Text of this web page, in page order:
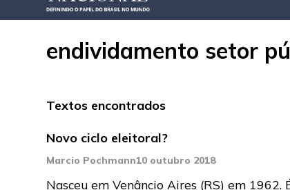
endividamento setor
Textos encontrados
Novo ciclo eleitoral?
Marcio Pochmann10 outubro 2018
Nasceu em Venâncio Aires (RS) em